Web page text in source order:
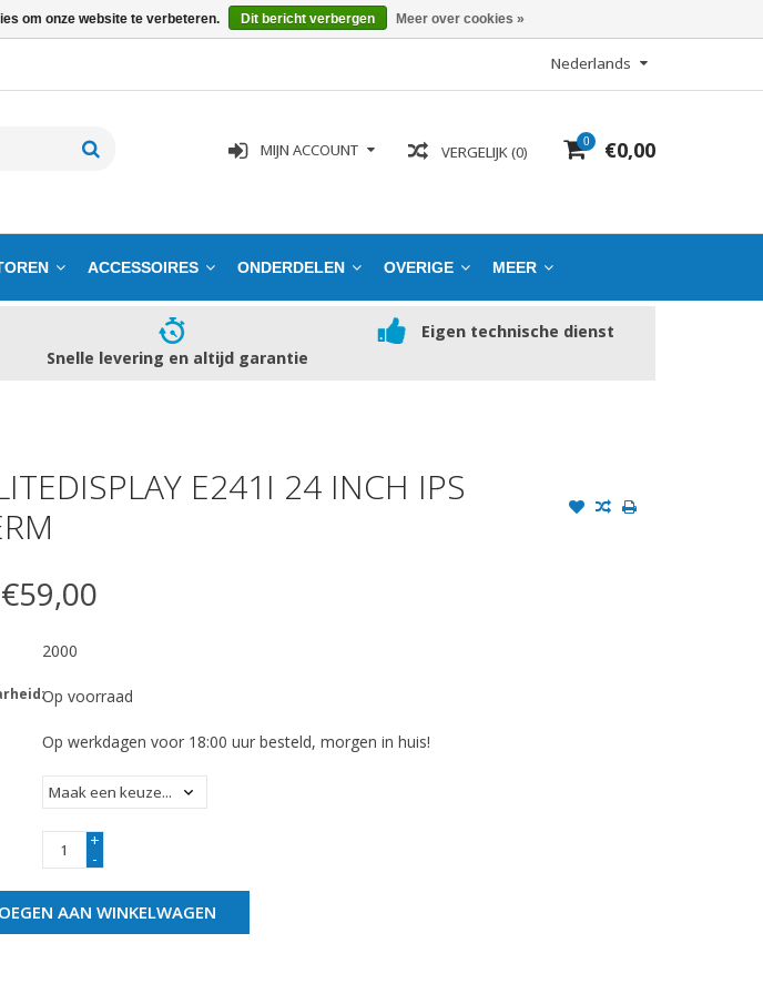
Nederlands
0 €0,00
VERGELIJK (0)
MIJN ACCOUNT
ACCESSOIRES ONDERDELEN OVERIGE MEER
Snelle levering en altijd garantie
Eigen technische dienst
E241I 24 INCH IPS
€59,00
2000
Op voorraad
Op werkdagen voor 18:00 uur besteld, morgen in huis!
+
-
AAN WINKELWAGEN
om onze website te verbeteren. Dit bericht verbergen Meer over cookies »